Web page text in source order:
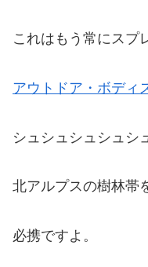
これはもう常にスプ
アウトドア・ボディ
シュシュシュシュシ
北アルプスの樹林帯
必携ですよ。